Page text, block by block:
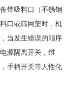
带吸料口（不锈钢
口或筛网架时，机
当发生错误的顺序
源隔离开关，维
手柄开关等人性化